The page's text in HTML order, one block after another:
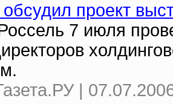
проект
7 июля
|